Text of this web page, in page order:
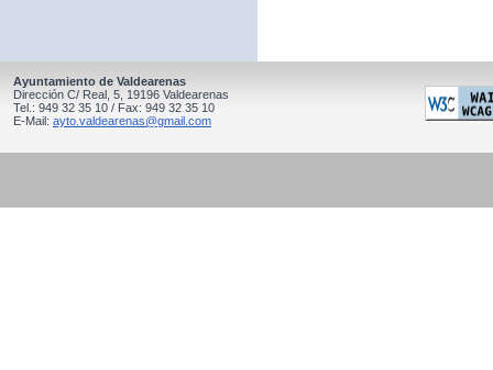
Ayuntamiento de Valdearenas
Dirección C/ Real, 5, 19196 Valdearenas
Tel.: 949 32 35 10 / Fax: 949 32 35 10
E-Mail: ayto.valdearenas@gmail.com